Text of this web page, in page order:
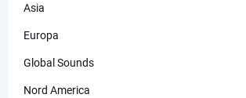
Asia
Europa
Global Sounds
Nord America